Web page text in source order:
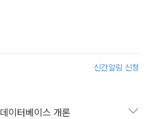
신간알림 신청
데이터베이스 개론